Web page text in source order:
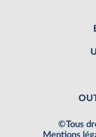
©Tous
Mentions